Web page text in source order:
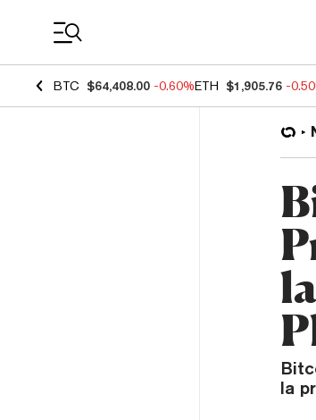
BTC $64,408.00 -0.60%ETH $1,905.76 -
la